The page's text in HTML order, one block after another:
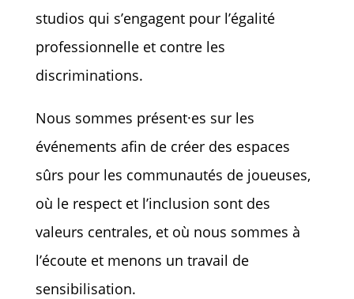
studios qui s’engagent pour l’égalité
professionnelle et contre les
discriminations.
Nous sommes présent·es sur les
événements afin de créer des espaces
sûrs pour les communautés de joueuses,
où le respect et l’inclusion sont des
valeurs centrales, et où nous sommes à
l’écoute et menons un travail de
sensibilisation.